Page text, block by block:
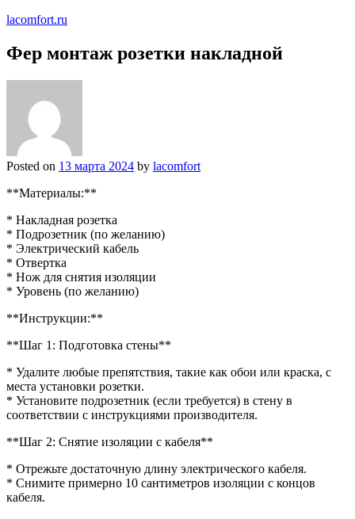
lacomfort.ru
Фер монтаж розетки накладной
Posted on 13 марта 2024 by lacomfort
**Материалы:**
* Накладная розетка
* Подрозетник (по желанию)
* Электрический кабель
* Отвертка
* Нож для снятия изоляции
* Уровень (по желанию)
**Инструкции:**
**Шаг 1: Подготовка стены**
* Удалите любые препятствия, такие как обои или краска, с
места установки розетки.
* Установите подрозетник (если требуется) в стену в
соответствии с инструкциями производителя.
**Шаг 2: Снятие изоляции с кабеля**
* Отрежьте достаточную длину электрического кабеля.
* Снимите примерно 10 сантиметров изоляции с концов
кабеля.